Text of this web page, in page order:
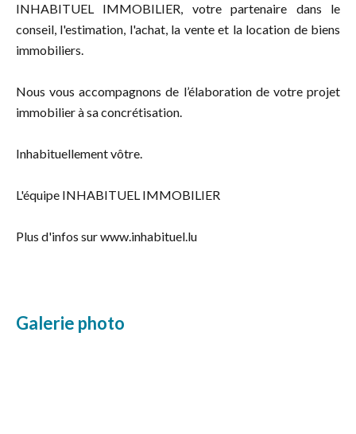
INHABITUEL IMMOBILIER, votre partenaire dans le
conseil, l'estimation, l'achat, la vente et la location de biens
immobiliers.
Nous vous accompagnons de l’élaboration de votre projet
immobilier à sa concrétisation.
Inhabituellement vôtre.
L'équipe INHABITUEL IMMOBILIER
Plus d'infos sur www.inhabituel.lu
Galerie photo